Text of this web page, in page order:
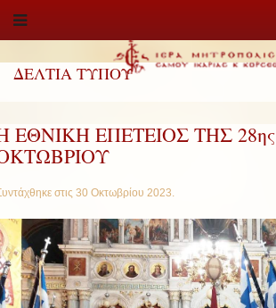
ΔΕΛΤΙΑ ΤΥΠΟΥ
ΕΘΝΙΚΗ ΕΠΕΤΕΙΟΣ ΤΗΣ 28ης
στις 30 Οκτωβρίου 2023.